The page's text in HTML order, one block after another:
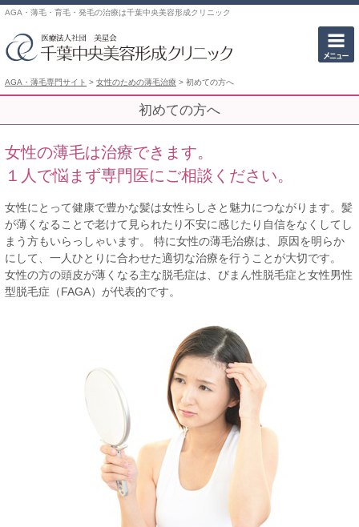
AGA・薄毛・育毛・発毛の治療は千葉中央美容形成クリニック
AGA・薄毛専門サイト > 女性のための薄毛治療 > 初めての方へ
初めての方へ
女性の薄毛は治療できます。
１人で悩まず専門医にご相談ください。
女性にとって健康で豊かな髪は女性らしさと魅力につながります。髪
が薄くなることで老けて見られたり不安に感じたり自信をなくしてし
まう方もいらっしゃいます。 特に女性の薄毛治療は、原因を明らか
にして、一人ひとりに合わせた適切な治療を行うことが大切です。
女性の方の頭皮が薄くなる主な脱毛症は、びまん性脱毛症と女性男性
型脱毛症（FAGA）が代表的です。